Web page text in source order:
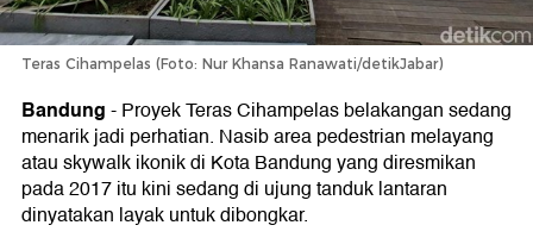
Teras Cihampelas (Foto: Nur Khansa Ranawati/detikJabar)
Bandung-Proyek Teras Cihampelas belakangan sedang
menarik jadi perhatian. Nasib area pedestrian melayang
atau skywalk ikonik di Kota Bandung yang diresmikan
pada 2017 itu kini sedang di ujung tanduk lantaran
dinyatakan layak untuk dibongkar.